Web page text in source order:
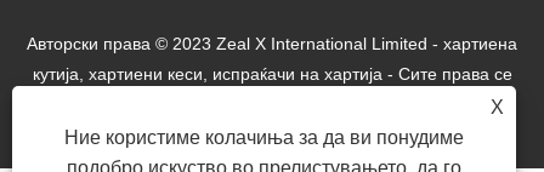
X
Ние користиме колачиња за да ви понудиме
подобро искуство во прелистувањето, да го
Авторски права © 2023 Zeal X International Limited - хартиена
кутија, хартиени кеси, испраќачи на хартија - Сите права се